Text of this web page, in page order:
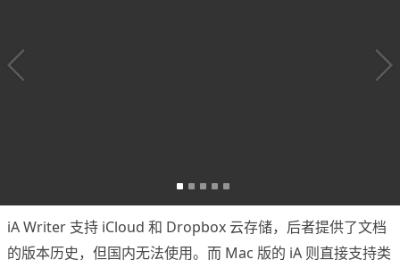
iA Writer 支持 iCloud 和 Dropbox 云存储，后者提供了文档
的版本历史，但国内无法使用。而 Mac 版的 iA 则直接支持类